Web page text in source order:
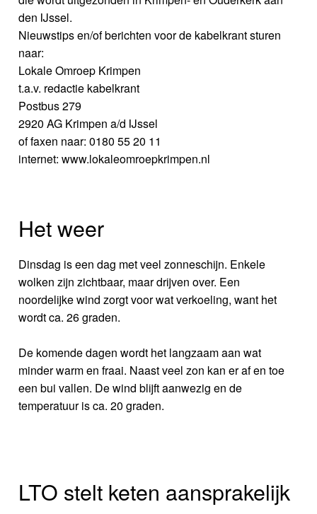
den IJssel.
Nieuwstips en/of berichten voor de kabelkrant sturen
naar:
Lokale Omroep Krimpen
t.a.v. redactie kabelkrant
Postbus 279
2920 AG Krimpen a/d IJssel
of faxen naar: 0180 55 20 11
internet: www.lokaleomroepkrimpen.nl
Het weer
Dinsdag is een dag met veel zonneschijn. Enkele
wolken zijn zichtbaar, maar drijven over. Een
noordelijke wind zorgt voor wat verkoeling, want het
wordt ca. 26 graden.
De komende dagen wordt het langzaam aan wat
minder warm en fraai. Naast veel zon kan er af en toe
een bui vallen. De wind blijft aanwezig en de
temperatuur is ca. 20 graden.
LTO stelt keten aansprakelijk